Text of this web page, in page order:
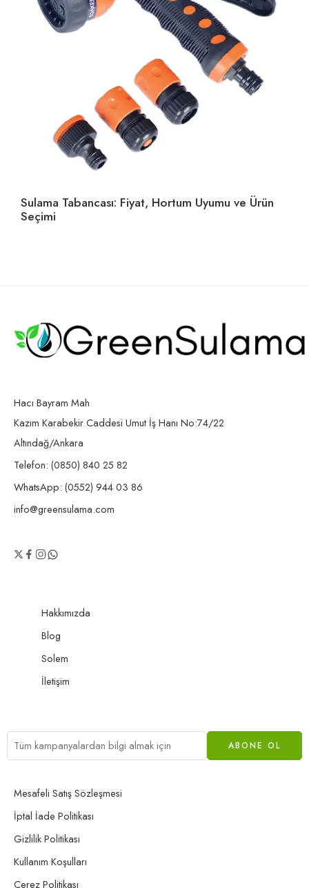
Sulama Tabancası: Fiyat, Hortum Uyumu ve Ürün
Seçimi
Hacı Bayram Mah
Kazım Karabekir Caddesi Umut İş Hanı No:74/22
Altındağ/Ankara
Telefon: (0850) 840 25 82
WhatsApp: (0552) 944 03 86
info@greensulama.com
Hakkımızda
Blog
Solem
İletişim
Mesafeli Satış Sözleşmesi
İptal İade Politikası
Gizlilik Politikası
Kullanım Koşulları
Çerez Politikası